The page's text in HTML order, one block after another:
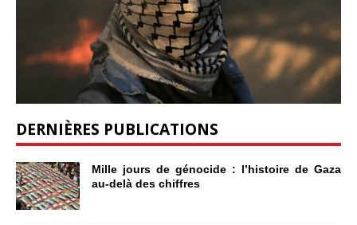
DERNIÈRES PUBLICATIONS
Mille jours de génocide : l’histoire de Gaza
au-delà des chiffres